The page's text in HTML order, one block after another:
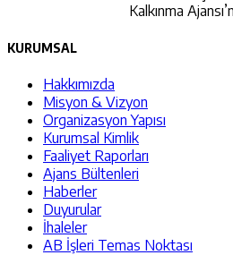
Kalkınma
KURUMSAL
Hakkımızda
Misyon & Vizyon
Organizasyon Yapısı
Kurumsal Kimlik
Faaliyet Raporları
Ajans Bültenleri
Haberler
Duyurular
İhaleler
AB İşleri Temas Noktası